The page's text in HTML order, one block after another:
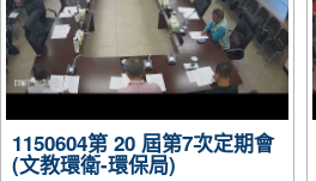
1150604第 20 屆第7次定期會
(文教環衛-環保局)